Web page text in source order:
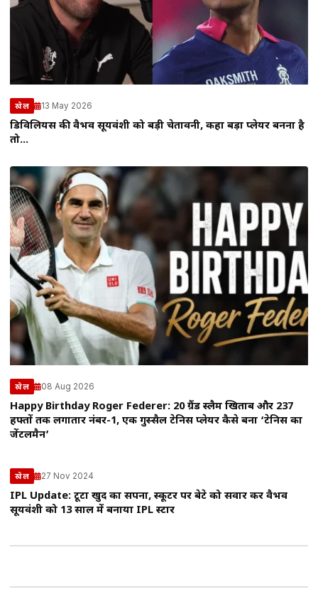
खेल 13 May 2026
डिविलियर्स की वैभव सूर्यवंशी को बड़ी चेतावनी, कहा बड़ा प्लेयर बनना है
तो…
खेल 08 Aug 2026
Happy Birthday Roger Federer: 20 ग्रैंड स्लैम खिताब और 237
हफ्तों तक लगातार नंबर-1, एक गुस्सैल टेनिस प्लेयर कैसे बना ‘टेनिस का
जेंटलमैन’
खेल 27 Nov 2024
IPL Update: टूटा खुद का सपना, स्कूटर पर बेटे को सवार कर वैभव
सूर्यवंशी को 13 साल में बनाया IPL स्टार